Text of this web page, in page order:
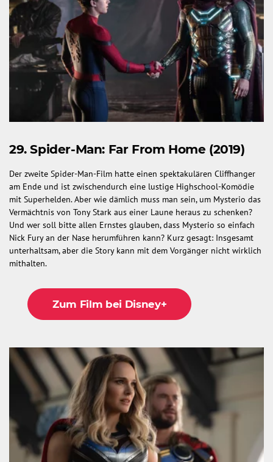
29. Spider-Man: Far From Home (2019)
Der zweite Spider-Man-Film hatte einen spektakulären Cliffhanger
am Ende und ist zwischendurch eine lustige Highschool-Komödie
mit Superhelden. Aber wie dämlich muss man sein, um Mysterio das
Vermächtnis von Tony Stark aus einer Laune heraus zu schenken?
Und wer soll bitte allen Ernstes glauben, dass Mysterio so einfach
Nick Fury an der Nase herumführen kann? Kurz gesagt: Insgesamt
unterhaltsam, aber die Story kann mit dem Vorgänger nicht wirklich
mithalten.
Zum Film bei Disney+